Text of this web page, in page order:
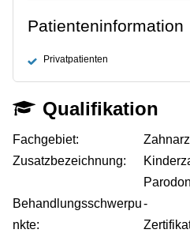
Patienteninformation
Privatpatienten
Qualifikation
Fachgebiet:
Zusatzbezeichnung:
Behandlungsschwerpu
nkte:
-